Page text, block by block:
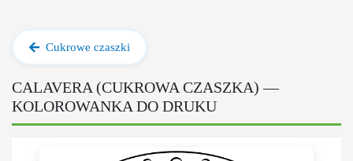
Cukrowe czaszki
CALAVERA (CUKROWA CZASZKA) —
KOLOROWANKA DO DRUKU